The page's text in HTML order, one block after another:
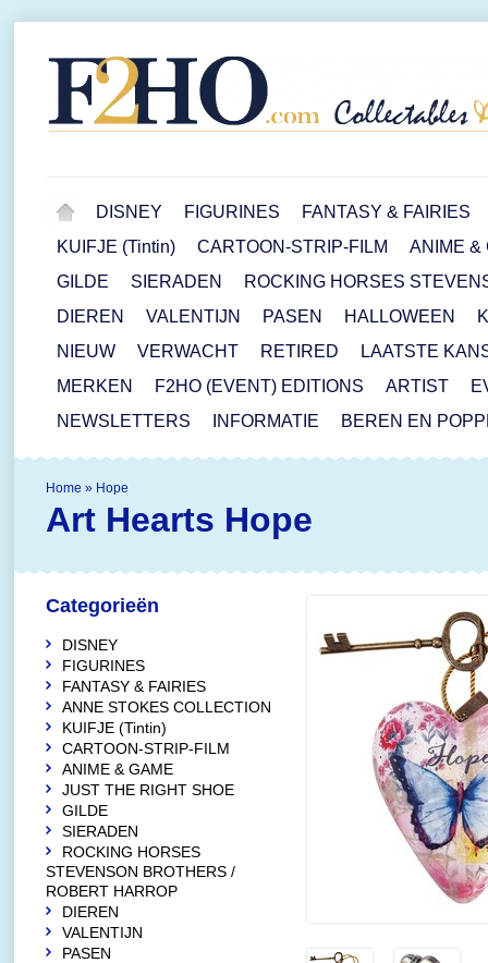
DISNEY FIGURINES
FANTASY & FAIRIES
KUIFJE (Tintin)
CARTOON-STRIP-FILM
ANIME &
GILDE
SIERADEN
ROCKING HORSES
DIEREN
VALENTIJN PASEN HALLOWEEN
NIEUW
VERWACHT RETIRED
LAATSTE
MERKEN
F2HO (EVENT) EDITIONS ARTIST
NEWSLETTERS
INFORMATIE BEREN EN
Home » Hope
Art Hearts Hope
Categorieën
DISNEY
FIGURINES
FANTASY & FAIRIES
ANNE STOKES COLLECTION
KUIFJE (Tintin)
CARTOON-STRIP-FILM
ANIME & GAME
JUST THE RIGHT SHOE
GILDE
SIERADEN
ROCKING HORSES
STEVENSON BROTHERS /
ROBERT HARROP
DIEREN
VALENTIJN
PASEN